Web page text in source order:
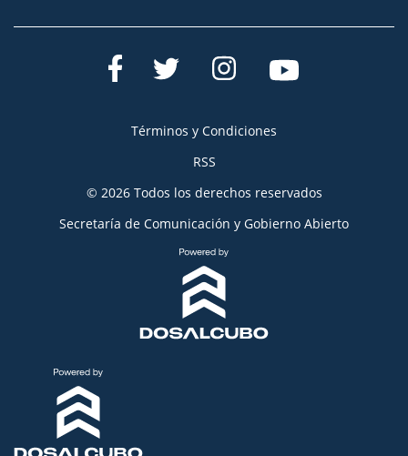
Términos y Condiciones
RSS
© 2026 Todos los derechos reservados
Secretaría de Comunicación y Gobierno Abierto